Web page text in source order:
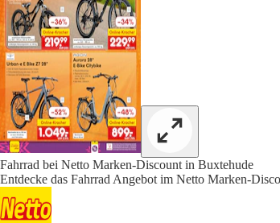
Fahrrad bei Netto Marken-Discount in Buxtehude
Entdecke das Fahrrad Angebot im Netto Marken-